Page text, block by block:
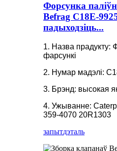
Форсунка
Befrag C18E-
падыходзіць...
1. Назва прадукту:
фарсункі
2. Нумар мадэлі:
3. Брэнд: высокая
4. Ужыванне:
359-4070 20R1303
запытдэталь